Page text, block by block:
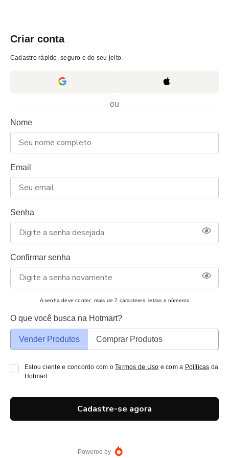
Criar conta
Cadastro rápido, seguro e do seu jeito.
ou
Nome
Email
Senha
Confirmar senha
A senha deve conter: mais de 7 caracteres, letras e números
O que você busca na Hotmart?
Vender Produtos Comprar Produtos
Estou ciente e concordo com oTermos de Uso e com a Políticas da
Hotmart.
Cadastre-se agora
Powered by